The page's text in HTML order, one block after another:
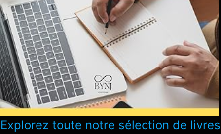
Explorez toute notre sélection de livres